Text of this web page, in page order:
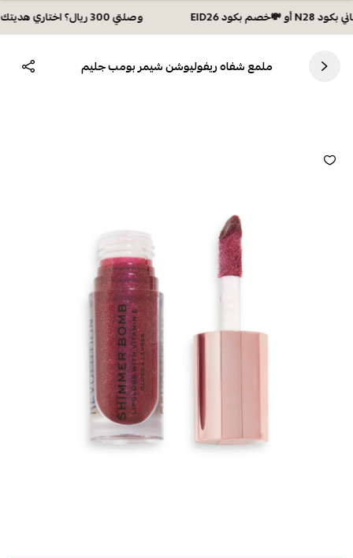
وصلتي 300 ريال؟ اختاري هديتك :🏍 شحن مجاني بكود N28 أو 💸خصم بكود EID26
ملمع شفاه ريفوليوشن شيمر بومب جليم